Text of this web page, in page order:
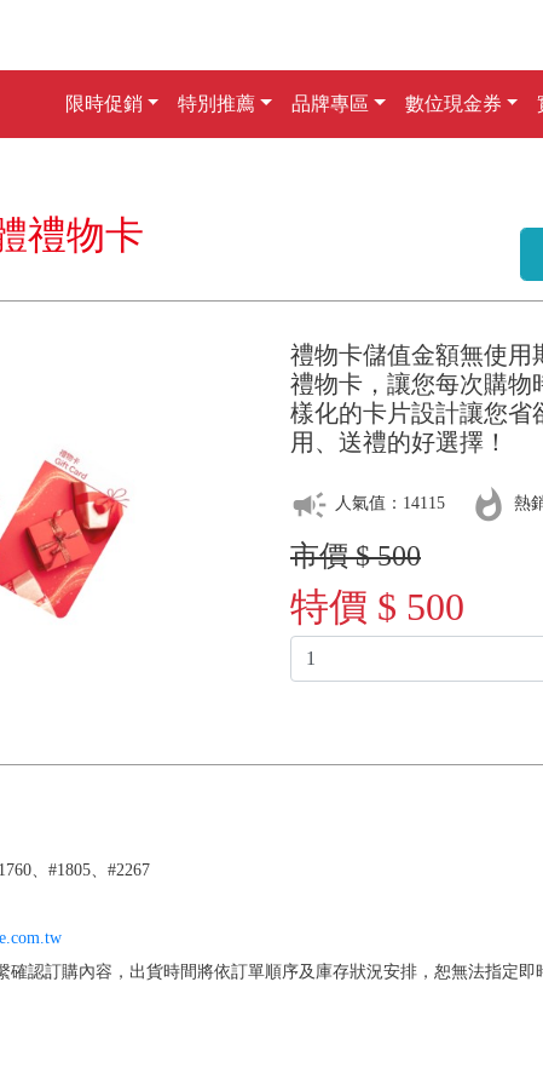
限時促銷 特別推薦 品牌專區 數位現金券
禮物卡
禮物卡儲值金額無使用
禮物卡，讓您每次購物
樣化的卡片設計讓您省
用、送禮的好選擇！
campaign 人氣值：14115 whatshot 熱
市價 $ 500
特價 $ 500
、#1805、#2267
認訂購內容，出貨時間將依訂單順序及庫存狀況安排，恕無法指定即